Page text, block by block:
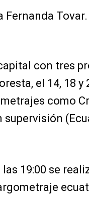
Fernanda Tovar.
con tres
el 14, 18 y
como
19:00 se